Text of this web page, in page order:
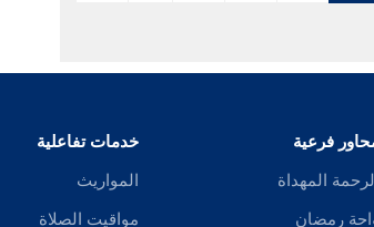
فرعية
الرحمة المهداة
رمضان
خدمات تفاعلية
المواريث
مواقيت الصلاة